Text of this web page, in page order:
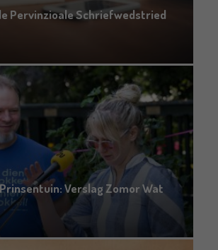
Pervinzioale Schriefwedstried
Verslag Zomor Wat